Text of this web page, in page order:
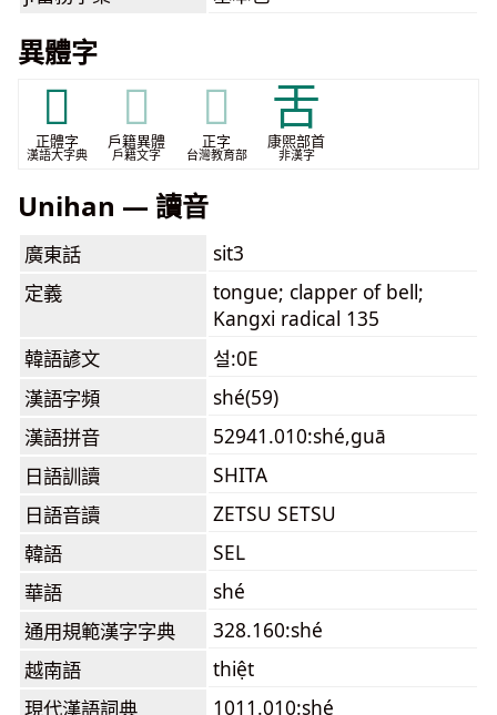
異體字
𠯑
正體字
漢語大字典
𠯑
戶籍異體
戶籍文字
𠯑
正字
台灣教育部
⾆
康煕部首
非漢字
Unihan — 讀音
廣東話
sit3
定義
tongue; clapper of bell;
Kangxi radical 135
韓語諺文
설:0E
漢語字頻
shé(59)
漢語拼音
52941.010:shé,guā
日語訓讀
SHITA
日語音讀
ZETSU SETSU
韓語
SEL
華語
shé
通用規範漢字字典
328.160:shé
越南語
thiệt
現代漢語詞典
1011.010:shé